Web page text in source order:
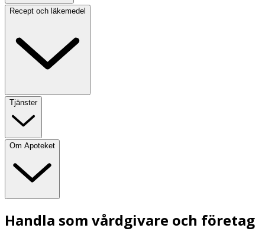
Recept och läkemedel
Tjänster
Om Apoteket
Handla som vårdgivare och företag